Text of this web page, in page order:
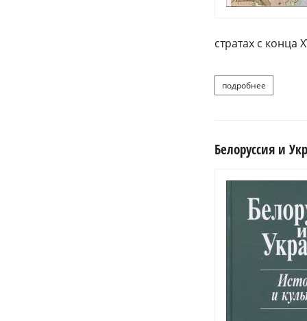
стратах с конца
подробнее
Белоруссия и